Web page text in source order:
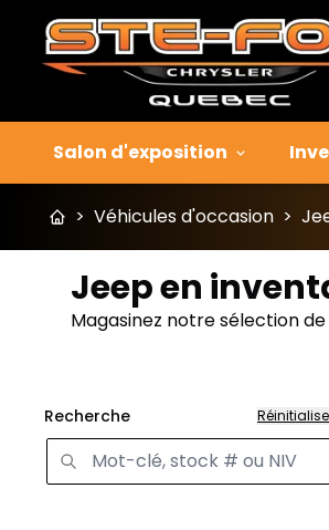
Salon d'exposition
> Véhicules d'occasion >
Jeep en
Magasinez notre sélection
Recherche